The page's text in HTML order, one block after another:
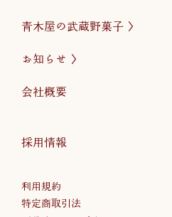
青木屋の武蔵野菓子
お知らせ
会社概要
採用情報
利用規約
特定商取引法